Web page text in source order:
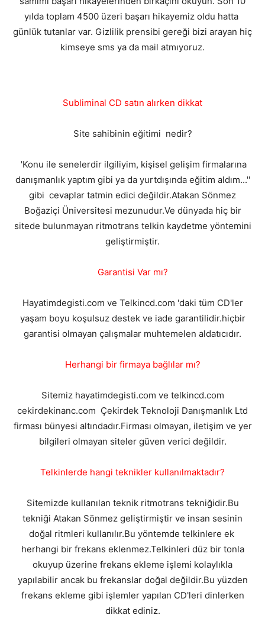
yılda toplam 4500 üzeri başarı hikayemiz oldu hatta
günlük tutanlar var. Gizlilik prensibi gereği bizi arayan hiç
kimseye sms ya da mail atmıyoruz.
Subliminal CD satın alırken dikkat
Site sahibinin eğitimi nedir?
'Konu ile senelerdir ilgiliyim, kişisel gelişim firmalarına
danışmanlık yaptım gibi ya da yurtdışında eğitim aldım...''
gibi cevaplar tatmin edici değildir.Atakan Sönmez
Boğaziçi Üniversitesi mezunudur.Ve dünyada hiç bir
sitede bulunmayan ritmotrans telkin kaydetme yöntemini
geliştirmiştir.
Garantisi Var mı?
Hayatimdegisti.com ve Telkincd.com 'daki tüm CD'ler
yaşam boyu koşulsuz destek ve iade garantilidir.hiçbir
garantisi olmayan çalışmalar muhtemelen aldatıcıdır.
Herhangi bir firmaya bağlılar mı?
Sitemiz hayatimdegisti.com ve telkincd.com
cekirdekinanc.com Çekirdek Teknoloji Danışmanlık Ltd
firması bünyesi altındadır.Firması olmayan, iletişim ve yer
bilgileri olmayan siteler güven verici değildir.
Telkinlerde hangi teknikler kullanılmaktadır?
Sitemizde kullanılan teknik ritmotrans tekniğidir.Bu
tekniği Atakan Sönmez geliştirmiştir ve insan sesinin
doğal ritmleri kullanılır.Bu yöntemde telkinlere ek
herhangi bir frekans eklenmez.Telkinleri düz bir tonla
okuyup üzerine frekans ekleme işlemi kolaylıkla
yapılabilir ancak bu frekanslar doğal değildir.Bu yüzden
frekans ekleme gibi işlemler yapılan CD'leri dinlerken
dikkat ediniz.